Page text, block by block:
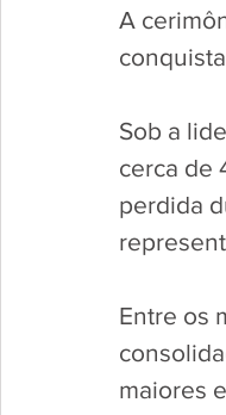
A
Sob a
cerca de
perdida
Entre os
maiores